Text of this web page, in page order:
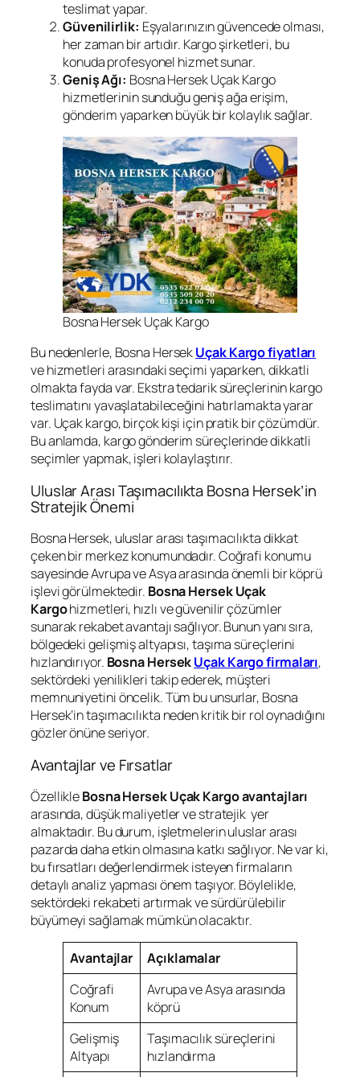
teslimat yapar.
Güvenilirlik: Eşyalarınızın güvencede olması,
her zaman bir artıdır. Kargo şirketleri, bu
konuda profesyonel hizmet sunar.
Geniş Ağı: Bosna Hersek Uçak Kargo
hizmetlerinin sunduğu geniş ağa erişim,
gönderim yaparken büyük bir kolaylık sağlar.
Bosna Hersek Uçak Kargo
Bu nedenlerle, Bosna HersekUçak Kargo fiyatları
ve hizmetleri arasındaki seçimi yaparken, dikkatli
olmakta fayda var. Ekstra tedarik süreçlerinin kargo
teslimatını yavaşlatabileceğini hatırlamakta yarar
var. Uçak kargo, birçok kişi için pratik bir çözümdür.
Bu anlamda, kargo gönderim süreçlerinde dikkatli
seçimler yapmak, işleri kolaylaştırır.
Uluslar Arası Taşımacılıkta Bosna Hersek’in
Stratejik Önemi
Bosna Hersek, uluslar arası taşımacılıkta dikkat
çeken bir merkez konumundadır. Coğrafi konumu
sayesinde Avrupa ve Asya arasında önemli bir köprü
işlevi görülmektedir. Bosna Hersek Uçak
Kargohizmetleri, hızlı ve güvenilir çözümler
sunarak rekabet avantajı sağlıyor. Bunun yanı sıra,
bölgedeki gelişmiş altyapısı, taşıma süreçlerini
hızlandırıyor. Bosna HersekUçak Kargo firmaları,
sektördeki yenilikleri takip ederek, müşteri
memnuniyetini öncelik. Tüm bu unsurlar, Bosna
Hersek’in taşımacılıkta neden kritik bir rol oynadığını
gözler önüne seriyor.
Avantajlar ve Fırsatlar
ÖzellikleBosna Hersek Uçak Kargo avantajları
arasında, düşük maliyetler ve stratejik yer
almaktadır. Bu durum, işletmelerin uluslar arası
pazarda daha etkin olmasına katkı sağlıyor. Ne var ki,
bu fırsatları değerlendirmek isteyen firmaların
detaylı analiz yapması önem taşıyor. Böylelikle,
sektördeki rekabeti artırmak ve sürdürülebilir
büyümeyi sağlamak mümkün olacaktır.
Avantajlar
Açıklamalar
Coğrafi
Konum
Avrupa ve Asya arasında
köprü
Gelişmiş
Altyapı
Taşımacılık süreçlerini
hızlandırma